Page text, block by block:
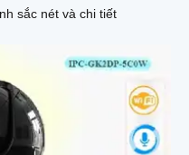
sắc nét và chi tiết